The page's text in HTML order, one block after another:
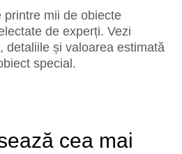
printre mii de obiecte
de experți. Vezi
detaliile și valoarea estimată
special.
cea mai